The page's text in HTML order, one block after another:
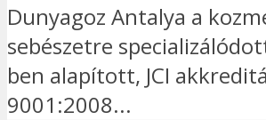
Dunyagoz Antalya a
sebészetre
ben alapított, JCI
9001:2008...